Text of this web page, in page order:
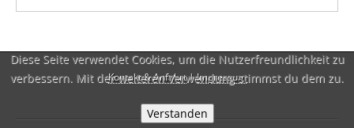
Kontakt & Anfahrt|Impressum
Diese Seite verwendet Cookies, um die Nutzerfreundlichkeit zu
verbessern. Mit der weiteren Verwendung stimmst du dem zu.
Verstanden